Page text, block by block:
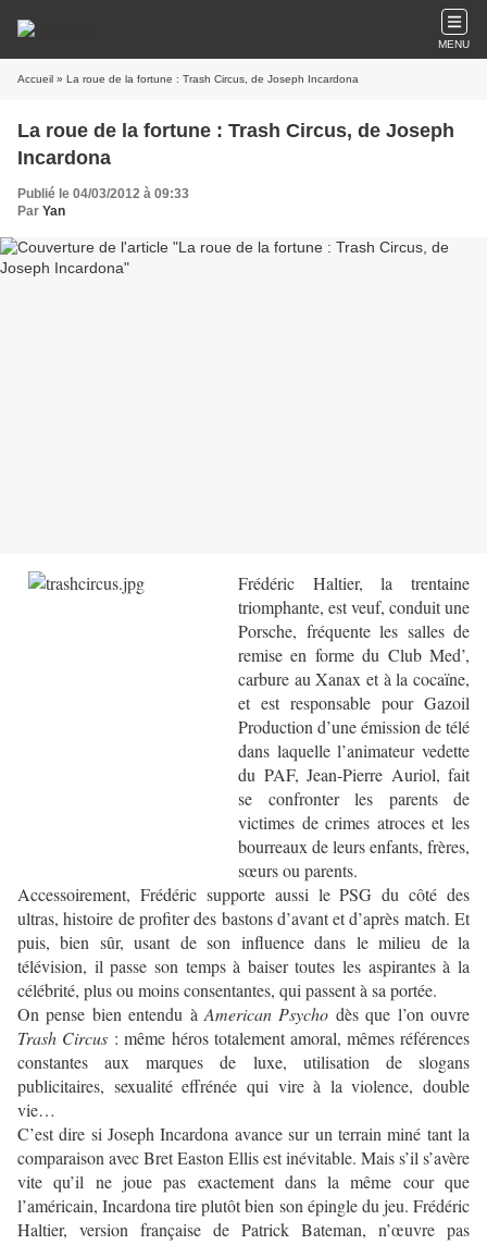
MENU
Accueil » La roue de la fortune : Trash Circus, de Joseph Incardona
La roue de la fortune : Trash Circus, de Joseph
Incardona
Publié le 04/03/2012 à 09:33
Par Yan
Frédéric Haltier, la trentaine
triomphante, est veuf, conduit une
Porsche, fréquente les salles de
remise en forme du Club Med’,
carbure au Xanax et à la cocaïne,
et est responsable pour Gazoil
Production d’une émission de télé
dans laquelle l’animateur vedette
du PAF, Jean-Pierre Auriol, fait
se confronter les parents de
victimes de crimes atroces et les
bourreaux de leurs enfants, frères,
sœurs ou parents.
Accessoirement, Frédéric supporte aussi le PSG du côté des
ultras, histoire de profiter des bastons d’avant et d’après match. Et
puis, bien sûr, usant de son influence dans le milieu de la
télévision, il passe son temps à baiser toutes les aspirantes à la
célébrité, plus ou moins consentantes, qui passent à sa portée.
On pense bien entendu à American Psycho dès que l’on ouvre
Trash Circus : même héros totalement amoral, mêmes références
constantes aux marques de luxe, utilisation de slogans
publicitaires, sexualité effrénée qui vire à la violence, double
vie…
C’est dire si Joseph Incardona avance sur un terrain miné tant la
comparaison avec Bret Easton Ellis est inévitable. Mais s’il s’avère
vite qu’il ne joue pas exactement dans la même cour que
l’américain, Incardona tire plutôt bien son épingle du jeu. Frédéric
Haltier, version française de Patrick Bateman, n’œuvre pas